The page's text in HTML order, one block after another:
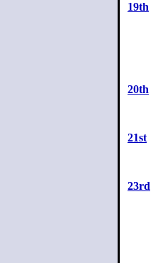
19th
20th
21st
23rd